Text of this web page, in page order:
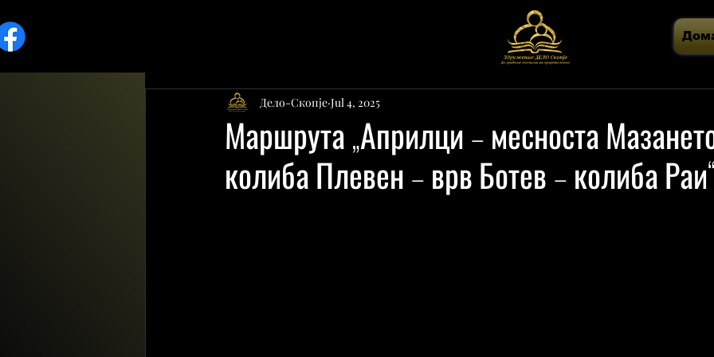
Маршрута „Априлци – месноста
колиба Плевен – врв Ботев – колиба Раи“
Дело-Скопје Jul 4, 2025